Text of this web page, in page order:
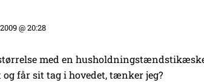
@ 20:28
med en
får sit tag i hovedet, tænker jeg?